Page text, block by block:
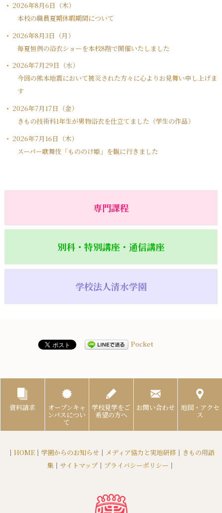
2026年8月6日（木）
本校の職員夏期休暇期間について
2026年8月3日（月）
毎夏恒例の浴衣ショーを本校8階で開催いたしました
2026年7月29日（水）
今回の熊本地震において被災された方々に心よりお見舞い申し上げま
す
2026年7月17日（金）
きもの技術科1年生が男物浴衣を仕立てました（学生の作品）
2026年7月16日（木）
スーパー歌舞伎「もののけ姫」を観に行きました
専門課程
別科・特別講座・通信講座
学校法人清水学園
Pocket
資料請求 オープンキャ
ンパスについ
て
学校見学をご
希望の方へ
お問い合わせ 地図・アクセ
ス
｜ HOME ｜ 学園からのお知らせ ｜ メディア協力と実地研修 ｜ きもの用語
集 ｜ サイトマップ ｜ プライバシーポリシー ｜